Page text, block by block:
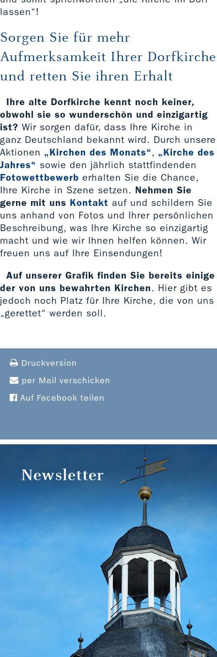
lassen“!
Sorgen Sie für mehr
Aufmerksamkeit Ihrer Dorfkirche
und retten Sie ihren Erhalt
Ihre alte Dorfkirche kennt noch keiner,
obwohl sie so wunderschön und einzigartig
ist? Wir sorgen dafür, dass Ihre Kirche in
ganz Deutschland bekannt wird. Durch unsere
Aktionen „Kirchen des Monats“, „Kirche des
Jahres“ sowie den jährlich stattfindenden
Fotowettbewerb erhalten Sie die Chance,
Ihre Kirche in Szene setzen. Nehmen Sie
gerne mit uns Kontakt auf und schildern Sie
uns anhand von Fotos und Ihrer persönlichen
Beschreibung, was Ihre Kirche so einzigartig
macht und wie wir Ihnen helfen können. Wir
freuen uns auf Ihre Einsendungen!
Auf unserer Grafik finden Sie bereits einige
der von uns bewahrten Kirchen. Hier gibt es
jedoch noch Platz für Ihre Kirche, die von uns
„gerettet“ werden soll.
Druckversion
per Mail verschicken
Auf Facebook teilen
Newsletter